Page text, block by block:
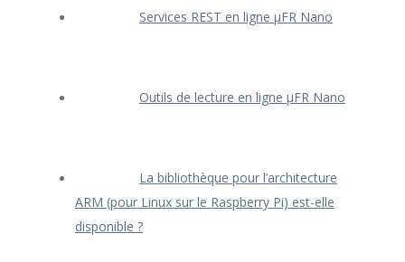
Services REST en ligne μFR Nano
Outils de lecture en ligne μFR Nano
La bibliothèque pour l’architecture
ARM (pour Linux sur le Raspberry Pi) est-elle
disponible ?